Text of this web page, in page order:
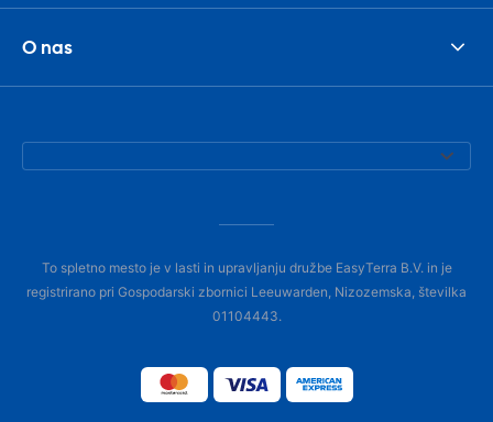
O nas
To spletno mesto je v lasti in upravljanju družbe EasyTerra B.V. in je
registrirano pri Gospodarski zbornici Leeuwarden, Nizozemska, številka
01104443.